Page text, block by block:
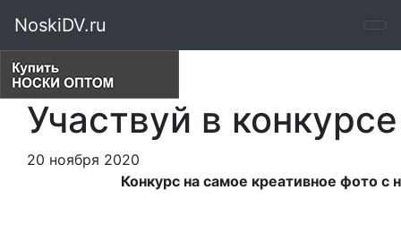
NoskiDV.ru
Участвуй в
20 ноября 2020
Конкурс на самое креативное фото с